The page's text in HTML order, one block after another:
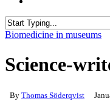
Close
Biomedicine in museums
Science-
By Thomas Söderqvist